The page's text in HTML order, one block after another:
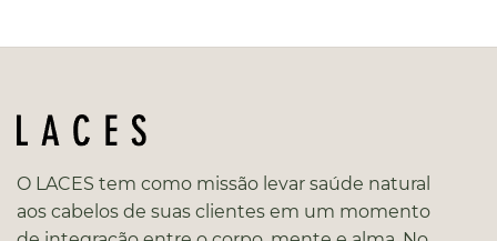
O LACES tem como missão levar saúde natural
aos cabelos de suas clientes em um momento